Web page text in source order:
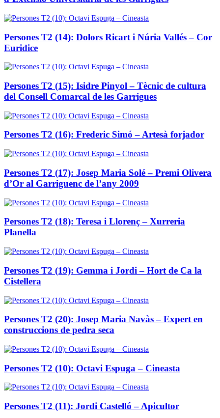
Persones T2 (14): Dolors Ricart i Núria Vallés – Cor
Euridice
Persones T2 (15): Isidre Pinyol – Tècnic de cultura
del Consell Comarcal de les Garrigues
Persones T2 (16): Frederic Simó – Artesà forjador
Persones T2 (17): Josep Maria Solé – Premi Olivera
d’Or al Garriguenc de l’any 2009
Persones T2 (18): Teresa i Llorenç – Xurreria
Planella
Persones T2 (19): Gemma i Jordi – Hort de Ca la
Cistellera
Persones T2 (20): Josep Maria Navàs – Expert en
construccions de pedra seca
Persones T2 (10): Octavi Espuga – Cineasta
Persones T2 (11): Jordi Castelló – Apicultor